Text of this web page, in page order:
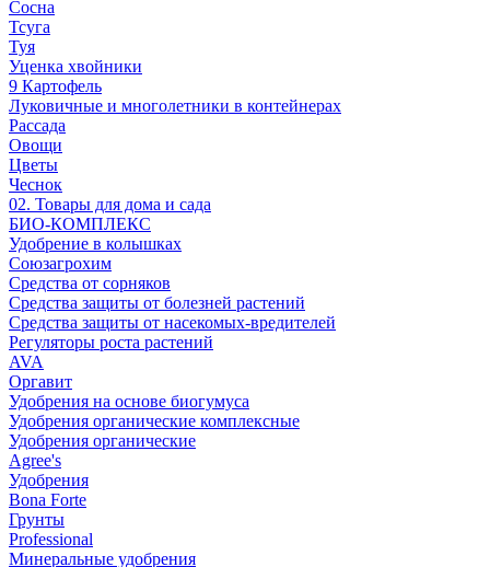
Сосна
Тсуга
Туя
Уценка хвойники
9 Картофель
Луковичные и многолетники в контейнерах
Рассада
Овощи
Цветы
Чеснок
02. Товары для дома и сада
БИО-КОМПЛЕКС
Удобрение в колышках
Союзагрохим
Средства от сорняков
Средства защиты от болезней растений
Средства защиты от насекомых-вредителей
Регуляторы роста растений
AVA
Оргавит
Удобрения на основе биогумуса
Удобрения органические комплексные
Удобрения органические
Agree's
Удобрения
Bona Forte
Грунты
Professional
Минеральные удобрения